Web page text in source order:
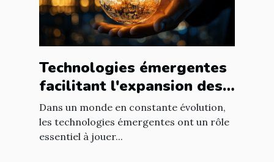
Technologies émergentes
facilitant l'expansion des
entreprises
Dans un monde en constante évolution,
les technologies émergentes ont un rôle
essentiel à jouer...